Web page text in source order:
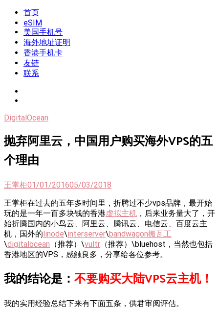
Skip
content
我是王掌柜
新闻酸菜馆|极客电台|自媒体联盟
首页
eSIM
美国手机号
海外地址证明
香港手机卡
友链
联系
DigitalOcean
抛弃阿里云，中国用户购买海外VPS的五
个理由
王掌柜01/01/201605/03/2018
王掌柜在过去的五年多时间里，折腾过不少vps品牌，最开始
玩的是一年一百多块钱的香港虚拟主机 ，后来业务量大了，开
始折腾国内的小鸟云、阿里云、腾讯云、电信云、百度云主
机，国外的linode\interserver\bandwagon搬瓦工
\digitalocean （推荐）\vultr （推荐）\bluehost，当然也包括
香港地区的VPS，感触良多，分享给各位参考。
我的结论是： 不要购买大陆VPS云主机！
我的实用经验总结下来有下面五条，供君审阅评估。